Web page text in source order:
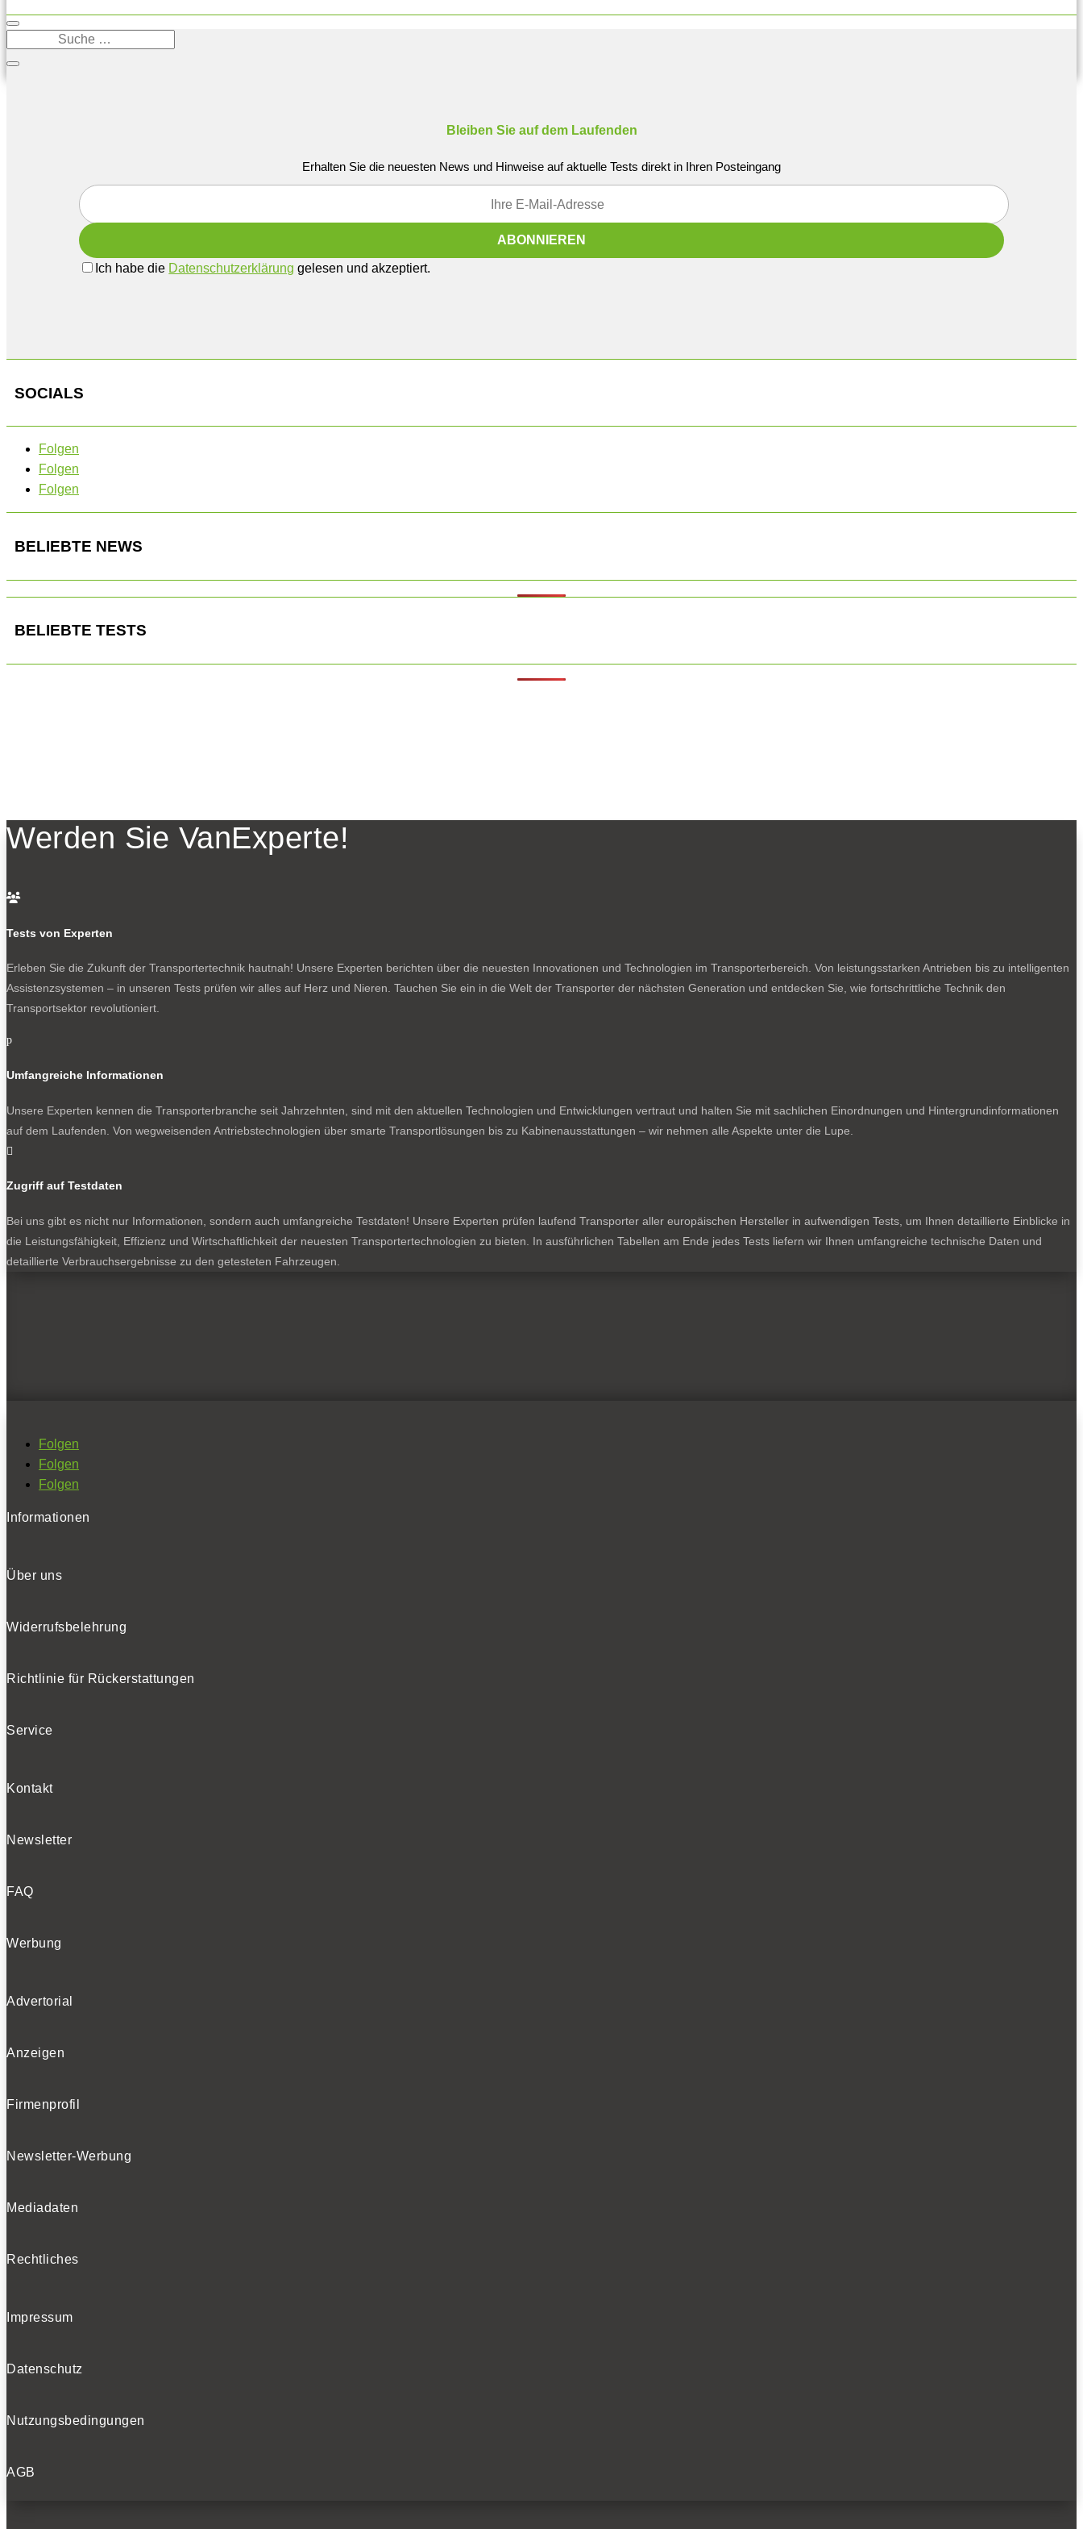
Bleiben Sie auf dem Laufenden
Erhalten Sie die neuesten News und Hinweise auf aktuelle Tests direkt in Ihren Posteingang
Ich habe die Datenschutzerklärung gelesen und akzeptiert.
SOCIALS
Folgen
Folgen
Folgen
BELIEBTE NEWS
BELIEBTE TESTS
Werden Sie VanExperte!

Tests von Experten
Erleben Sie die Zukunft der Transportertechnik hautnah! Unsere Experten berichten über die neuesten Innovationen und Technologien im Transporterbereich. Von leistungsstarken Antrieben bis zu intelligenten
Assistenzsystemen – in unseren Tests prüfen wir alles auf Herz und Nieren. Tauchen Sie ein in die Welt der Transporter der nächsten Generation und entdecken Sie, wie fortschrittliche Technik den
Transportsektor revolutioniert.
p
Umfangreiche Informationen
Unsere Experten kennen die Transporterbranche seit Jahrzehnten, sind mit den aktuellen Technologien und Entwicklungen vertraut und halten Sie mit sachlichen Einordnungen und Hintergrundinformationen
auf dem Laufenden. Von wegweisenden Antriebstechnologien über smarte Transportlösungen bis zu Kabinenausstattungen – wir nehmen alle Aspekte unter die Lupe.

Zugriff auf Testdaten
Bei uns gibt es nicht nur Informationen, sondern auch umfangreiche Testdaten! Unsere Experten prüfen laufend Transporter aller europäischen Hersteller in aufwendigen Tests, um Ihnen detaillierte Einblicke in
die Leistungsfähigkeit, Effizienz und Wirtschaftlichkeit der neuesten Transportertechnologien zu bieten. In ausführlichen Tabellen am Ende jedes Tests liefern wir Ihnen umfangreiche technische Daten und
detaillierte Verbrauchsergebnisse zu den getesteten Fahrzeugen.
Folgen
Folgen
Folgen
Informationen
Über uns
Widerrufsbelehrung
Richtlinie für Rückerstattungen
Service
Kontakt
Newsletter
FAQ
Werbung
Advertorial
Anzeigen
Firmenprofil
Newsletter-Werbung
Mediadaten
Rechtliches
Impressum
Datenschutz
Nutzungsbedingungen
AGB